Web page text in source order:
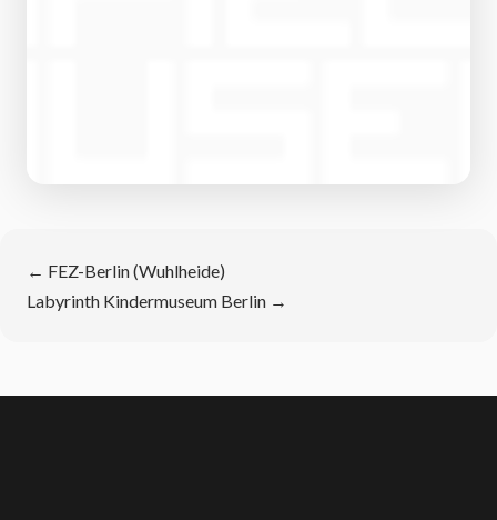
← FEZ-Berlin (Wuhlheide)
Labyrinth Kindermuseum Berlin →